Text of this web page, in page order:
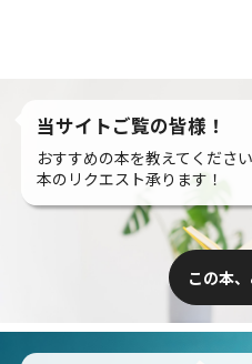
当サイトご覧の皆様！
おすすめの本を教えてください
本のリクエスト承ります！
この本